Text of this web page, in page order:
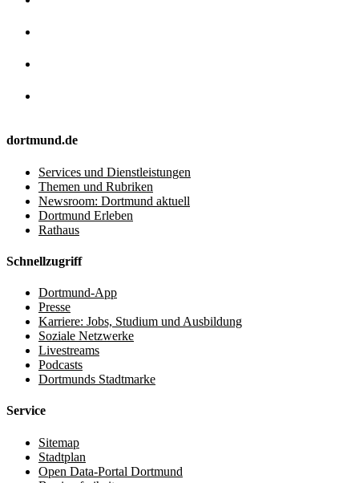
dortmund.de
Services und Dienstleistungen
Themen und Rubriken
Newsroom: Dortmund aktuell
Dortmund Erleben
Rathaus
Schnellzugriff
Dortmund-App
Presse
Karriere: Jobs, Studium und Ausbildung
Soziale Netzwerke
Livestreams
Podcasts
Dortmunds Stadtmarke
Service
Sitemap
Stadtplan
Open Data-Portal Dortmund